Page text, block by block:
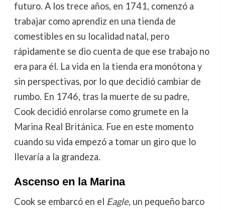
futuro. A los trece años, en 1741, comenzó a
trabajar como aprendiz en una tienda de
comestibles en su localidad natal, pero
rápidamente se dio cuenta de que ese trabajo no
era para él. La vida en la tienda era monótona y
sin perspectivas, por lo que decidió cambiar de
rumbo. En 1746, tras la muerte de su padre,
Cook decidió enrolarse como grumete en la
Marina Real Británica. Fue en este momento
cuando su vida empezó a tomar un giro que lo
llevaría a la grandeza.
Ascenso en la Marina
Cook se embarcó en el Eagle, un pequeño barco